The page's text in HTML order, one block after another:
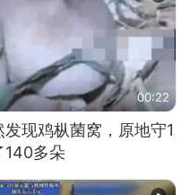
00:22
现鸡枞菌窝，原地守1
140多朵